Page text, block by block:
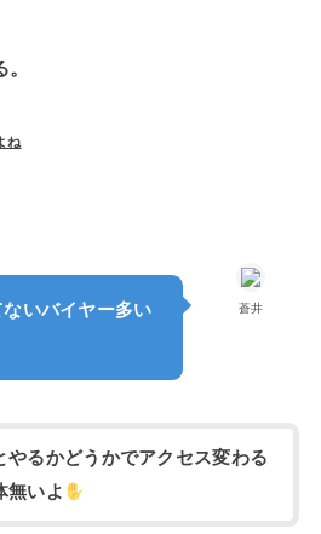
ね
蒼井
いバイヤー多い
やるかどうかでアクセス変わる
無いよ